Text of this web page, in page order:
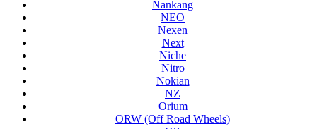
Nankang
NEO
Nexen
Next
Niche
Nitro
Nokian
NZ
Orium
ORW (Off Road Wheels)